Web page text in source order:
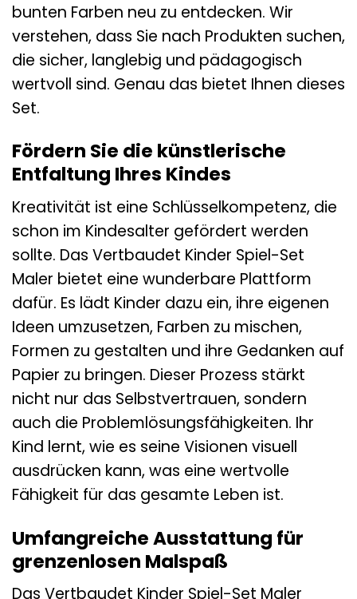
bunten Farben neu zu entdecken. Wir
verstehen, dass Sie nach Produkten suchen,
die sicher, langlebig und pädagogisch
wertvoll sind. Genau das bietet Ihnen dieses
Set.
Fördern Sie die künstlerische
Entfaltung Ihres Kindes
Kreativität ist eine Schlüsselkompetenz, die
schon im Kindesalter gefördert werden
sollte. Das Vertbaudet Kinder Spiel-Set
Maler bietet eine wunderbare Plattform
dafür. Es lädt Kinder dazu ein, ihre eigenen
Ideen umzusetzen, Farben zu mischen,
Formen zu gestalten und ihre Gedanken auf
Papier zu bringen. Dieser Prozess stärkt
nicht nur das Selbstvertrauen, sondern
auch die Problemlösungsfähigkeiten. Ihr
Kind lernt, wie es seine Visionen visuell
ausdrücken kann, was eine wertvolle
Fähigkeit für das gesamte Leben ist.
Umfangreiche Ausstattung für
grenzenlosen Malspaß
Das Vertbaudet Kinder Spiel-Set Maler